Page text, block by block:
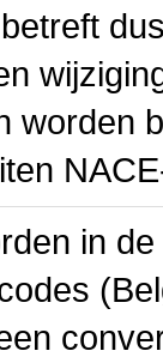
worden
in